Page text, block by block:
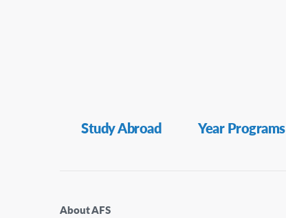
SecondaryStudy Abroad Year Programs
About AFS